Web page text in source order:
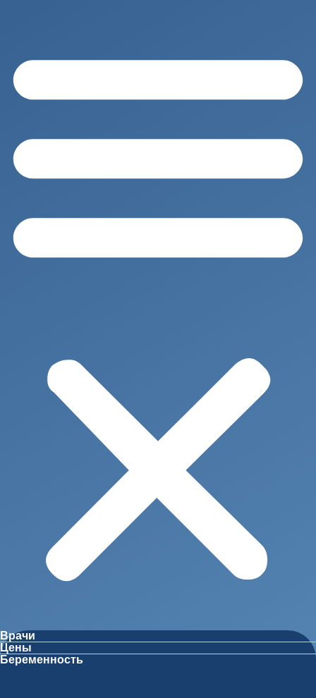
Врачи
Цены
Беременность